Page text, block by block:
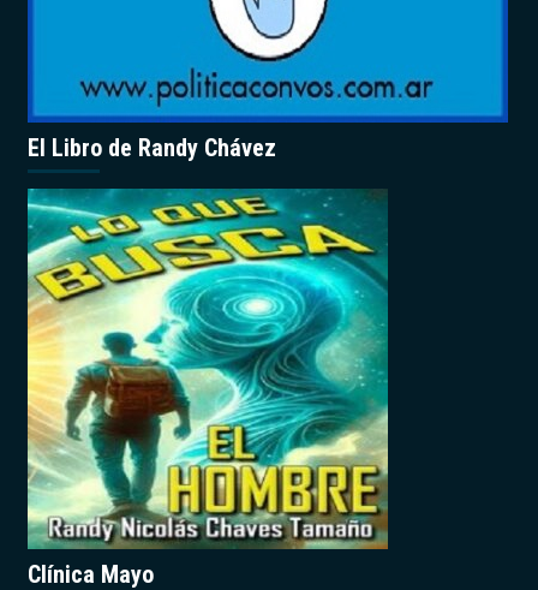
El Libro de Randy Chávez
Clínica Mayo